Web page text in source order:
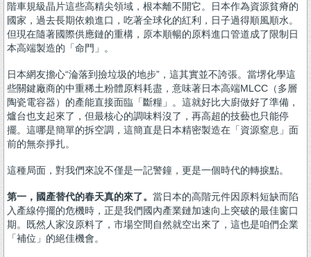
階車規級晶片這些高精尖領域，根本離不開它。日本作為資源貧瘠的
國家，過去長期依賴進口，吃著全球化的紅利，日子過得順風順水。
但現在隨著國際供應鏈的重構，原本順暢的原料進口管道成了限制日
本高端製造的「命門」。
日本網友擔心“淪落到撿垃圾的地步”，這其實並不誇張。當堺化學這
些關鍵廠商的中重稀土粉體原料耗盡，意味著日本高端MLCC（多層
陶瓷電容器）的產能直接面臨「斷糧」。這就好比大廚做好了準備，
爐台也支起來了，但最核心的調味料沒了，再高超的技藝也只能停
擺。這哪是簡單的拆空調，這簡直是日本精密製造在「資源窒息」面
前的無奈掙扎。
這種局面，對我們來說不僅是一記警鐘，更是一個時代的轉捩點。
第一，國產替代的春天真的來了。 當日本的高階元件因原料短缺而陷
入產線停擺的危機時，正是我們國內產業鏈加速向上突破的最佳窗口
期。既然人家沒原料了，市場空間自然就空出來了，這也是咱們企業
「補位」的絕佳機會。